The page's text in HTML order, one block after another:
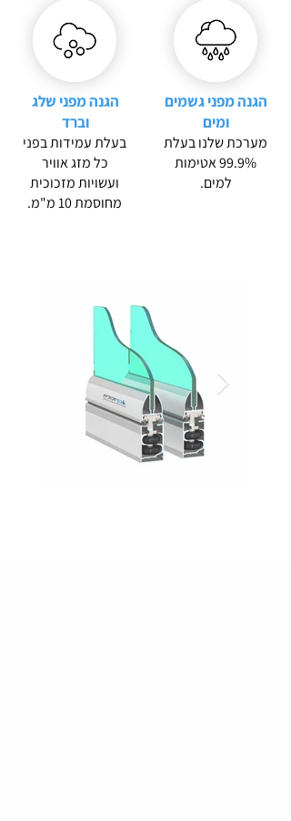
הגנה מפני שלג
וברד
בעלת עמידות בפני
כל מזג אוויר
ועשויות מזכוכית
מחוסמת 10 מ"מ.
הגנה מפני גשמים
ומים
מערכת שלנו בעלת
99.9% אטימות
למים.